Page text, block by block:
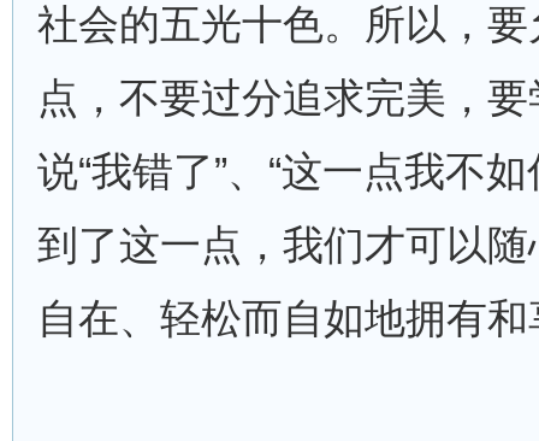
社会的五光十色。所以，
点，不要过分追求完美，
说“我错了”、“这一点我不
到了这一点，我们才可以
自在、轻松而自如地拥有